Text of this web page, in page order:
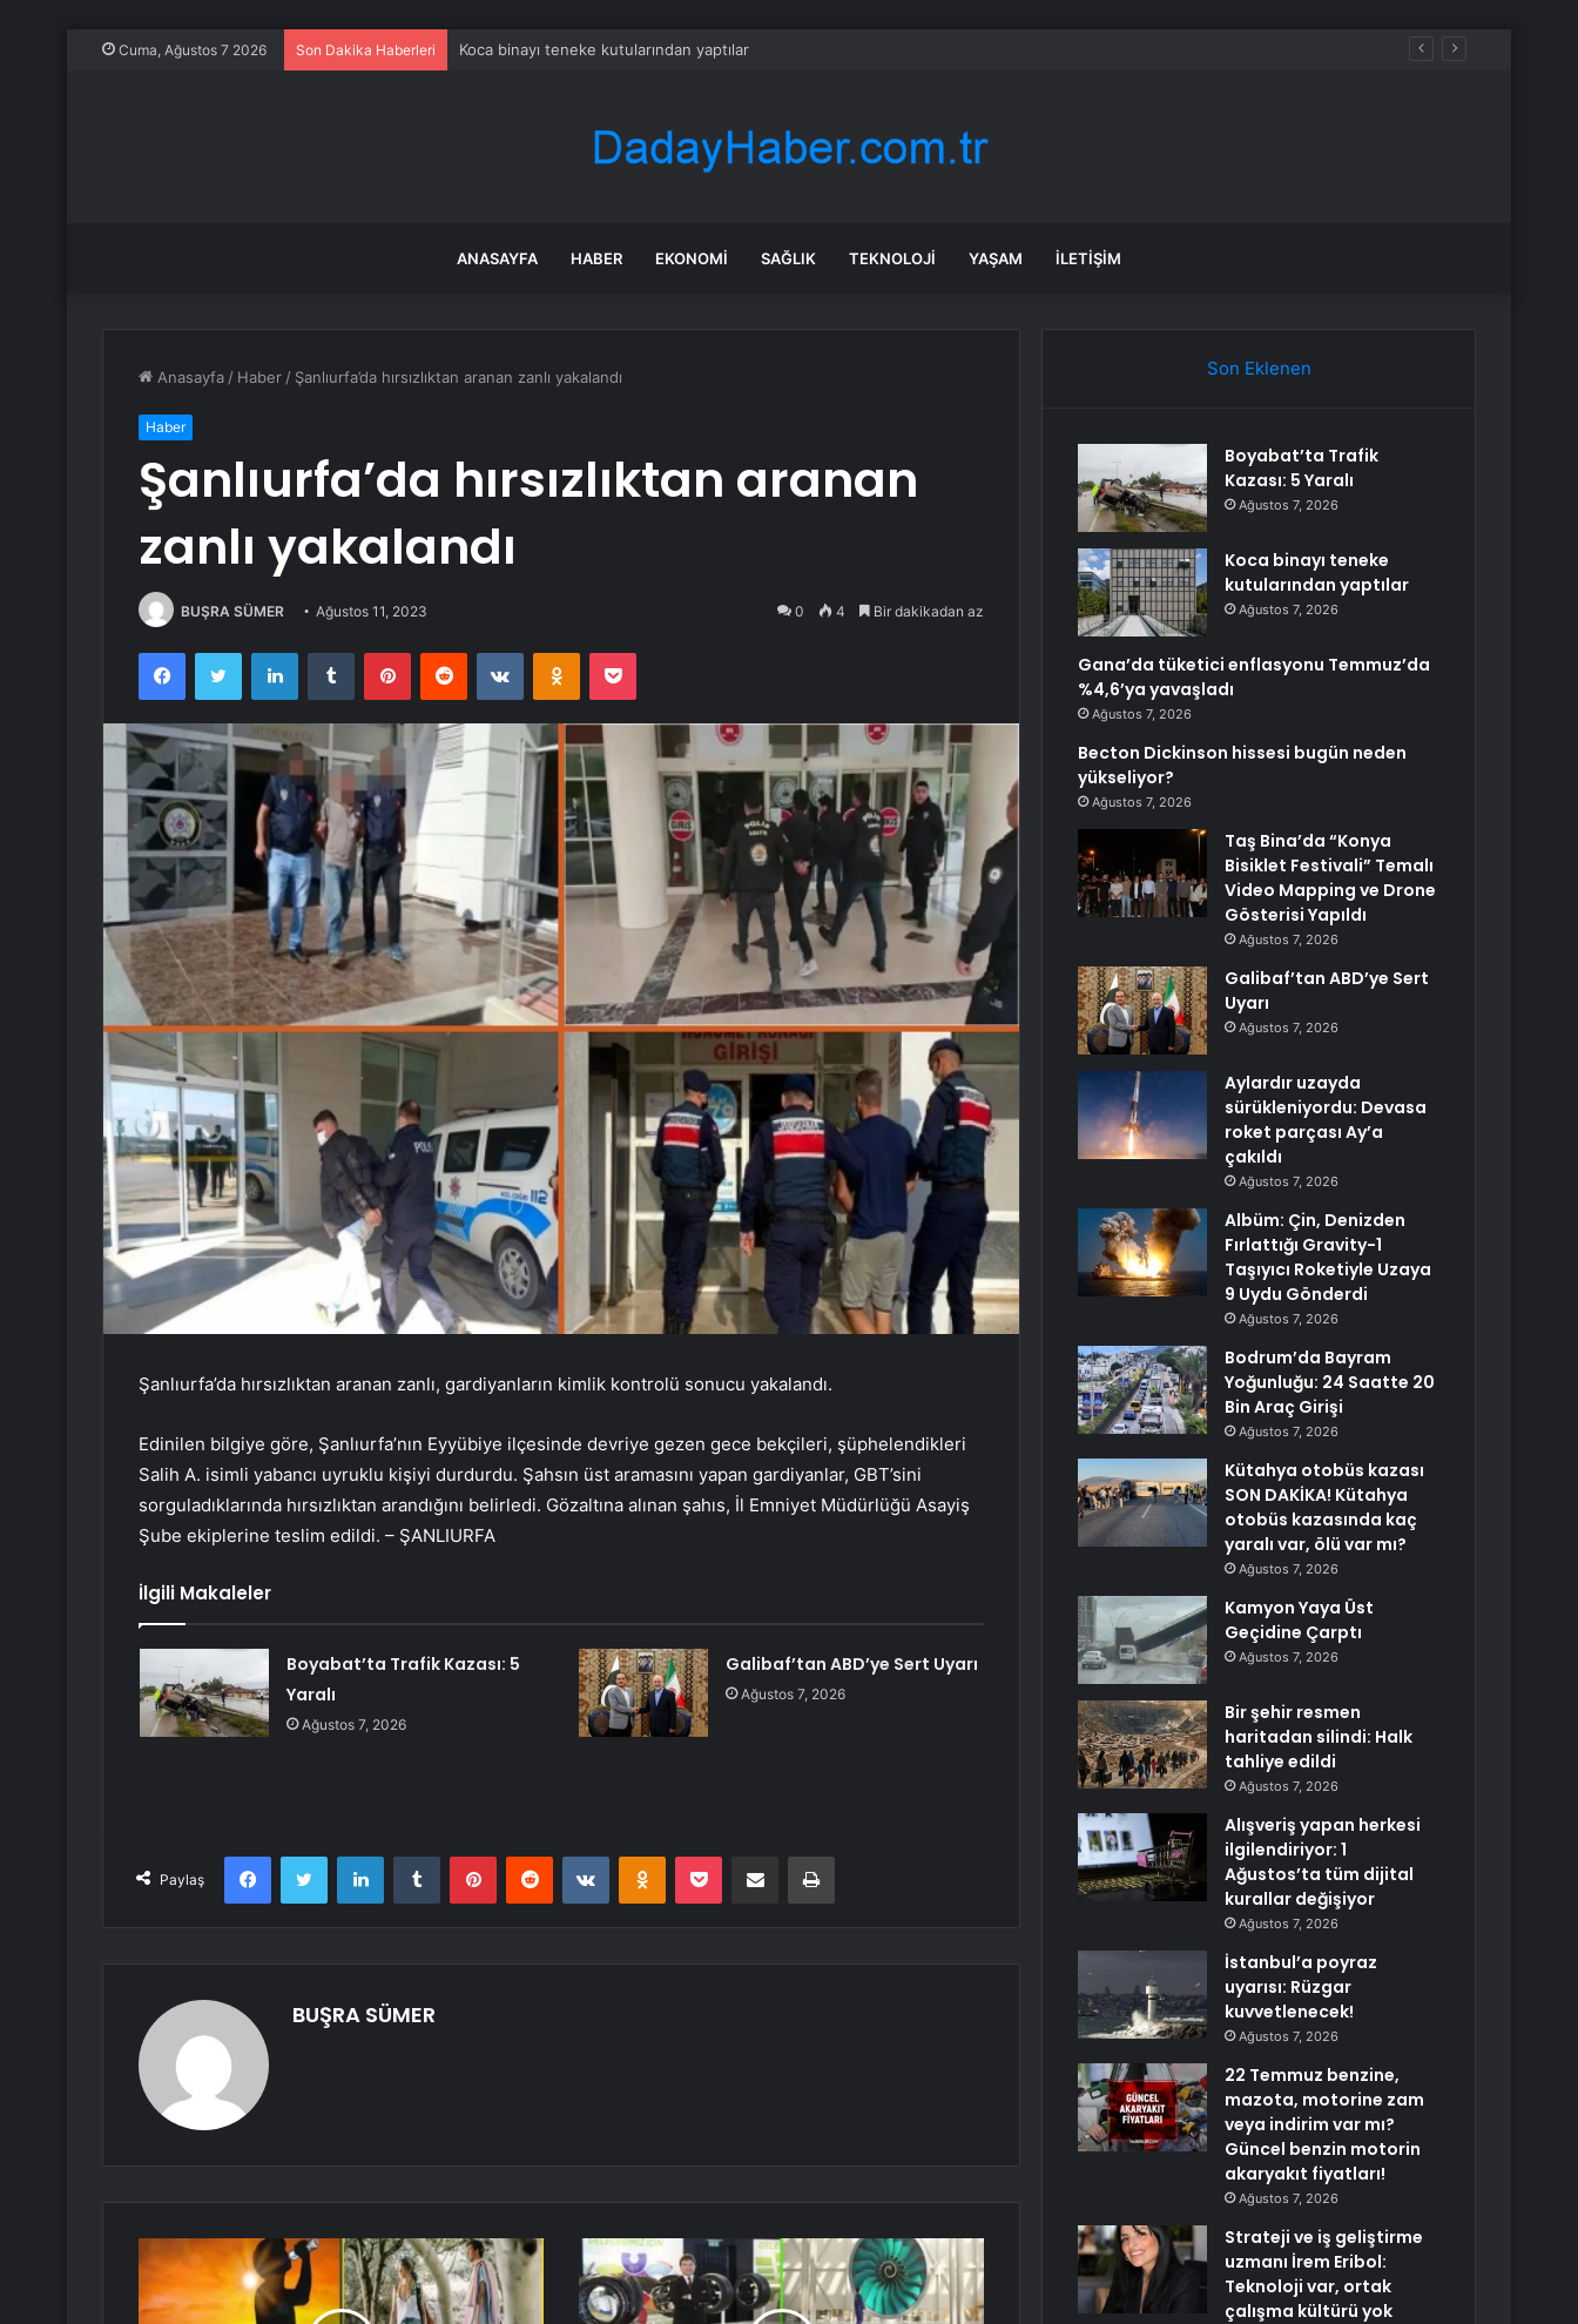
Cuma, Ağustos 7 2026 Son Dakika Haberleri Koca binayı teneke kutularından yaptılar
ANASAYFA HABER EKONOMI SAĞLIK TEKNOLOJI YAŞAM İLETIŞIM
Anasayfa / Haber / Şanlıurfa’da hırsızlıktan aranan zanlı yakalandı
Haber
Şanlıurfa’da hırsızlıktan aranan
zanlı yakalandı
BUŞRA SÜMER Ağustos 11, 2023 0 4 Bir dakikadan az
FacebookTwitter LinkedInTumblr PinterestReddit VKontakteOdnoklassniki
Pocket
Şanlıurfa’da hırsızlıktan aranan zanlı, gardiyanların kimlik kontrolü sonucu yakalandı.
Edinilen bilgiye göre, Şanlıurfa’nın Eyyübiye ilçesinde devriye gezen gece bekçileri, şüphelendikleri
Salih A. isimli yabancı uyruklu kişiyi durdurdu. Şahsın üst aramasını yapan gardiyanlar, GBT’sini
sorguladıklarında hırsızlıktan arandığını belirledi. Gözaltına alınan şahıs, İl Emniyet Müdürlüğü Asayiş
Şube ekiplerine teslim edildi. – ŞANLIURFA
İlgili Makaleler
Boyabat’ta Trafik Kazası: 5
Yaralı
Ağustos 7, 2026
Galibaf’tan ABD’ye Sert Uyarı
Ağustos 7, 2026
Paylaş
FacebookTwitter LinkedInTumblr PinterestReddit VKontakteOdnoklassniki
Pocket E-Posta ile paylaş Yazdır
BUŞRA SÜMER
Son Eklenen
Boyabat’ta Trafik
Kazası: 5 Yaralı
Ağustos 7, 2026
Koca binayı teneke
kutularından yaptılar
Ağustos 7, 2026
Gana’da tüketici enflasyonu Temmuz’da
%4,6’ya yavaşladı
Ağustos 7, 2026
Becton Dickinson hissesi bugün neden
yükseliyor?
Ağustos 7, 2026
Taş Bina’da “Konya
Bisiklet Festivali” Temalı
Video Mapping ve Drone
Gösterisi Yapıldı
Ağustos 7, 2026
Galibaf’tan ABD’ye Sert
Uyarı
Ağustos 7, 2026
Aylardır uzayda
sürükleniyordu: Devasa
roket parçası Ay’a
çakıldı
Ağustos 7, 2026
Albüm: Çin, Denizden
Fırlattığı Gravity-1
Taşıyıcı Roketiyle Uzaya
9 Uydu Gönderdi
Ağustos 7, 2026
Bodrum’da Bayram
Yoğunluğu: 24 Saatte 20
Bin Araç Girişi
Ağustos 7, 2026
Kütahya otobüs kazası
SON DAKİKA! Kütahya
otobüs kazasında kaç
yaralı var, ölü var mı?
Ağustos 7, 2026
Kamyon Yaya Üst
Geçidine Çarptı
Ağustos 7, 2026
Bir şehir resmen
haritadan silindi: Halk
tahliye edildi
Ağustos 7, 2026
Alışveriş yapan herkesi
ilgilendiriyor: 1
Ağustos’ta tüm dijital
kurallar değişiyor
Ağustos 7, 2026
İstanbul’a poyraz
uyarısı: Rüzgar
kuvvetlenecek!
Ağustos 7, 2026
22 Temmuz benzine,
mazota, motorine zam
veya indirim var mı?
Güncel benzin motorin
akaryakıt fiyatları!
Ağustos 7, 2026
Strateji ve iş geliştirme
uzmanı İrem Eribol:
Teknoloji var, ortak
çalışma kültürü yok